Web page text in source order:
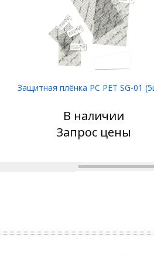
Защитная плёнка PC PET SG-01
В наличии
Запрос цены
Узнать цену